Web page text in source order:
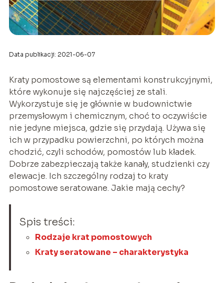
Data publikacji: 2021-06-07
Kraty pomostowe są elementami konstrukcyjnymi,
które wykonuje się najczęściej ze stali.
Wykorzystuje się je głównie w budownictwie
przemysłowym i chemicznym, choć to oczywiście
nie jedyne miejsca, gdzie się przydają. Używa się
ich w przypadku powierzchni, po których można
chodzić, czyli schodów, pomostów lub kładek.
Dobrze zabezpieczają także kanały, studzienki czy
elewacje. Ich szczególny rodzaj to kraty
pomostowe seratowane. Jakie mają cechy?
Spis treści:
Rodzaje krat pomostowych
Kraty seratowane – charakterystyka